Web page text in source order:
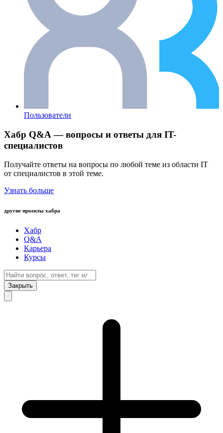
Пользователи
Хабр Q&A — вопросы и ответы для IT-
специалистов
Получайте ответы на вопросы по любой теме из области IT
от специалистов в этой теме.
Узнать больше
другие проекты хабра
Хабр
Q&A
Карьера
Курсы
Закрыть